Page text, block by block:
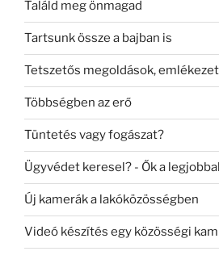
Találd meg önmagad
Tartsunk össze a bajban is
Tetszetős megoldások,
Többségben az erő
Tüntetés vagy fogászat?
Ügyvédet keresel? - Ők a
Új kamerák a lakóközösségben
Videó készítés egy közösségi